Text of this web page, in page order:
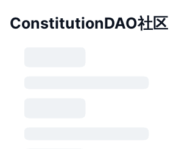
ConstitutionDAO社区